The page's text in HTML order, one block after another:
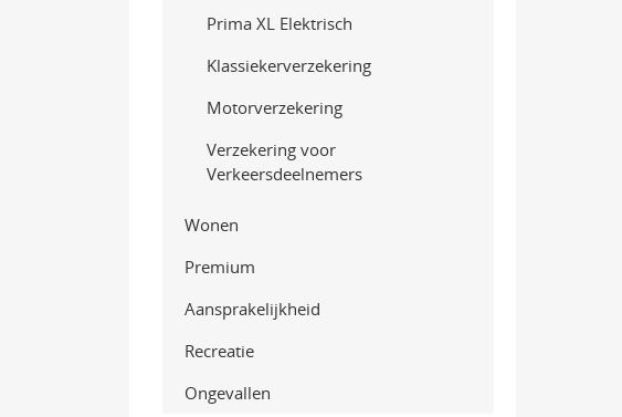
Prima XL Elektrisch
Klassiekerverzekering
Motorverzekering
Verzekering voor
Verkeersdeelnemers
Wonen
Premium
Aansprakelijkheid
Recreatie
Ongevallen